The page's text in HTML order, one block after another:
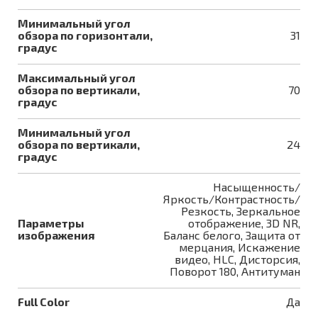
Минимальный угол
обзора по горизонтали,
градус
31
Максимальный угол
обзора по вертикали,
градус
70
Минимальный угол
обзора по вертикали,
градус
24
Параметры
изображения
Насыщенность/
Яркость/Контрастность/
Резкость, Зеркальное
отображение, 3D NR,
Баланс белого, Защита от
мерцания, Искажение
видео, HLC, Дисторсия,
Поворот 180, Антитуман
Full Color Да